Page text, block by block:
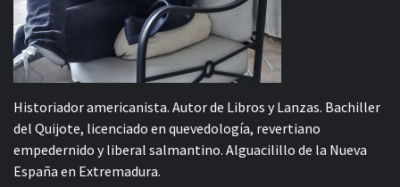
Historiador americanista. Autor de Libros y Lanzas. Bachiller
del Quijote, licenciado en quevedología, revertiano
empedernido y liberal salmantino. Alguacilillo de la Nueva
España en Extremadura.